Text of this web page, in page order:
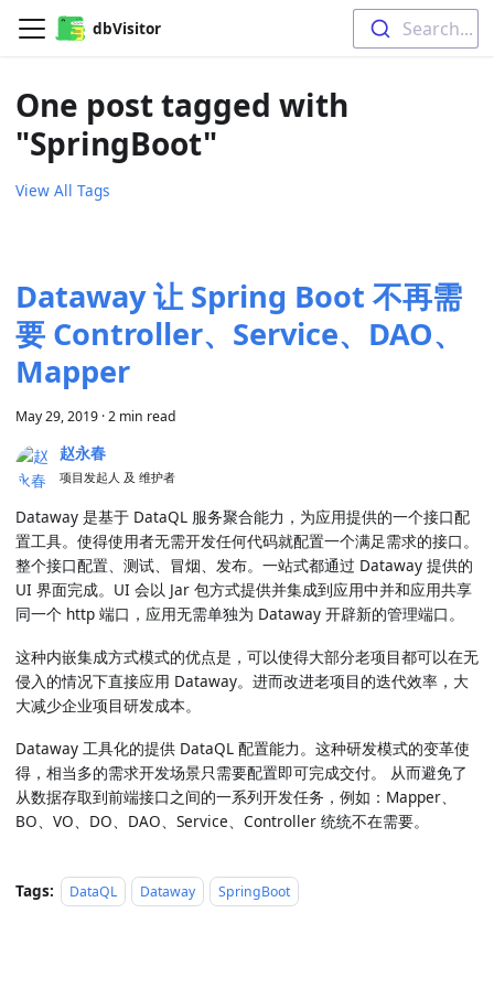
dbVisitor Search...
One post tagged with
"SpringBoot"
View All Tags
Dataway 让 Spring Boot 不再需
要 Controller、Service、DAO、
Mapper
May 29, 2019·2 min read
赵永春
项目发起人 及 维护者
Dataway 是基于 DataQL 服务聚合能力，为应用提供的一个接口配
置工具。使得使用者无需开发任何代码就配置一个满足需求的接口。
整个接口配置、测试、冒烟、发布。一站式都通过 Dataway 提供的
UI 界面完成。UI 会以 Jar 包方式提供并集成到应用中并和应用共享
同一个 http 端口，应用无需单独为 Dataway 开辟新的管理端口。
这种内嵌集成方式模式的优点是，可以使得大部分老项目都可以在无
侵入的情况下直接应用 Dataway。进而改进老项目的迭代效率，大
大减少企业项目研发成本。
Dataway 工具化的提供 DataQL 配置能力。这种研发模式的变革使
得，相当多的需求开发场景只需要配置即可完成交付。 从而避免了
从数据存取到前端接口之间的一系列开发任务，例如：Mapper、
BO、VO、DO、DAO、Service、Controller 统统不在需要。
Tags: DataQL Dataway SpringBoot